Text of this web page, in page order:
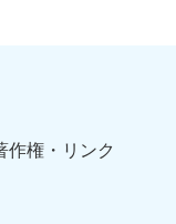
作権・リンク